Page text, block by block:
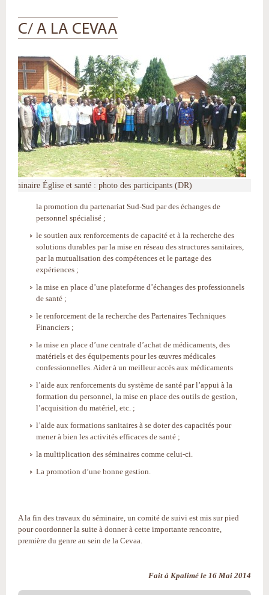
C/ A LA CEVAA
Séminaire Église et santé : photo des participants (DR)
la promotion du partenariat Sud-Sud par des échanges de
personnel spécialisé ;
le soutien aux renforcements de capacité et à la recherche des
solutions durables par la mise en réseau des structures sanitaires,
par la mutualisation des compétences et le partage des
expériences ;
la mise en place d’une plateforme d’échanges des professionnels
de santé ;
le renforcement de la recherche des Partenaires Techniques
Financiers ;
la mise en place d’une centrale d’achat de médicaments, des
matériels et des équipements pour les œuvres médicales
confessionnelles. Aider à un meilleur accès aux médicaments
l’aide aux renforcements du système de santé par l’appui à la
formation du personnel, la mise en place des outils de gestion,
l’acquisition du matériel, etc. ;
l’aide aux formations sanitaires à se doter des capacités pour
mener à bien les activités efficaces de santé ;
la multiplication des séminaires comme celui-ci.
La promotion d’une bonne gestion.
A la fin des travaux du séminaire, un comité de suivi est mis sur pied
pour coordonner la suite à donner à cette importante rencontre,
première du genre au sein de la Cevaa.
Fait à Kpalimé le 16 Mai 2014